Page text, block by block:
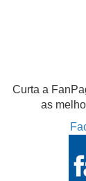
Curta a
as